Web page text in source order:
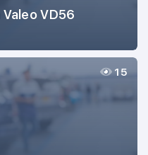
Valeo VD56
15